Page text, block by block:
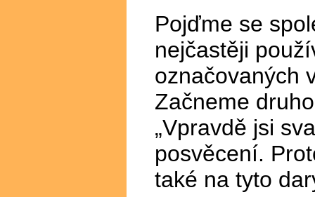
Pojďme se
nejčastěji
označovaných
Začneme
„Vpravdě jsi
posvěcení.
také na tyto